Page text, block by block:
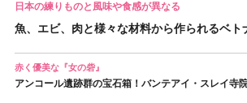
日本の練りものと風味や食感が異なる
魚、エビ、肉と様々な材料から作られるベト
赤く優美な『女の砦』
アンコール遺跡群の宝石箱！バンテアイ・スレイ寺